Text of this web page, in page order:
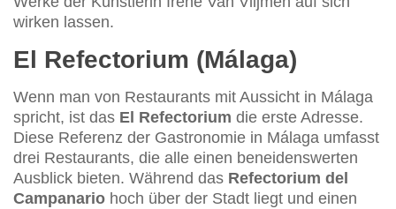
wirken lassen.
El Refectorium (Málaga)
Wenn man von Restaurants mit Aussicht in Málaga
spricht, ist das El Refectorium die erste Adresse.
Diese Referenz der Gastronomie in Málaga umfasst
drei Restaurants, die alle einen beneidenswerten
Ausblick bieten. Während das Refectorium del
Campanario hoch über der Stadt liegt und einen